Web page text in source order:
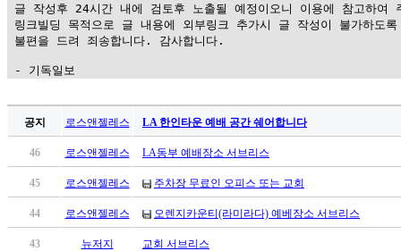
글 작성후 24시간 내에 검토후 노출될 예정이오니 이용에 참고하여
링크빌딩 목적으로 글 내용에 외부링크 추가시 글 작성이 불가하도
불편을 드려 죄송합니다. 감사합니다.
- 기독일보
만
꼴
공지 로스앤젤레스 LA 한인타운 예배 공간 쉐어합니다
46 로스앤젤레스 LA동부 예배장소 서브리스
45 로스앤젤레스 주차장 무료인 오피스 또는 교회
44 로스앤젤레스 오렌지카운티(라미라다) 예베장소 서브리스
43 뉴저지 교회 서브리스